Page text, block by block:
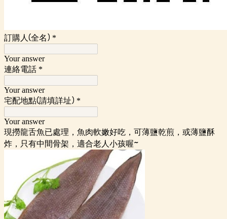
訂購人(全名) *
Your answer
連絡電話 *
Your answer
宅配地點(請填詳址) *
Your answer
現撈龍舌魚已處理，魚肉軟嫩好吃，可薄鹽乾煎，或薄鹽酥
炸，只有中間骨架，適合老人小孩喔~